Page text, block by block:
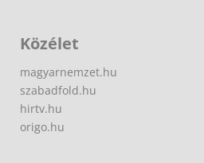
Közélet
magyarnemzet.hu
szabadfold.hu
hirtv.hu
origo.hu